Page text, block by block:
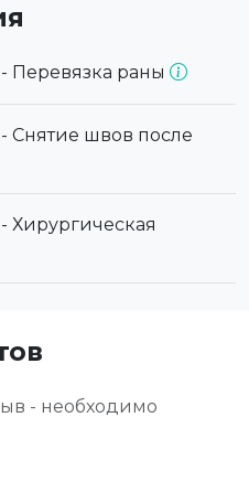
Перевязка раны
Снятие швов после
Хирургическая
- необходимо